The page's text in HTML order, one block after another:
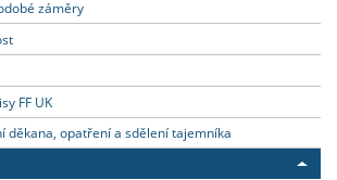
záměry
FF UK
děkana, opatření a sdělení tajemníka